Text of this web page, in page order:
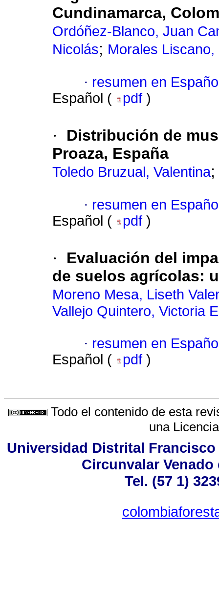
Cundinamarca,
Ordóñez-Blanco, Juan
Nicolás; Morales
· resumen en
Español (
pdf )
·
Distribución de
Proaza, España
Toledo Bruzual, Valentina;
· resumen en
Español (
pdf )
·
Evaluación del
de suelos agrícolas:
Moreno Mesa, Liseth
Vallejo Quintero, Victoria
· resumen en
Español (
pdf )
Todo el contenido de esta
una
Universidad Distrital Francisco
Circunvalar
Tel. (57 1)